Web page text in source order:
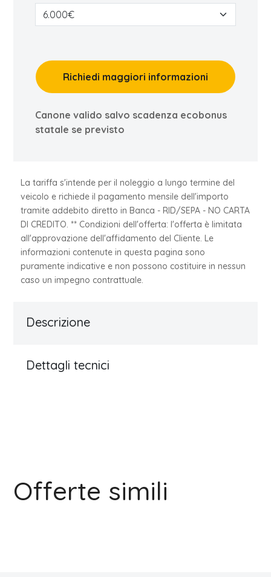
Richiedi maggiori informazioni
Canone valido salvo scadenza ecobonus
statale se previsto
La tariffa s'intende per il noleggio a lungo termine del
veicolo e richiede il pagamento mensile dell'importo
tramite addebito diretto in Banca - RID/SEPA - NO CARTA
DI CREDITO. ** Condizioni dell'offerta: l'offerta è limitata
all'approvazione dell'affidamento del Cliente. Le
informazioni contenute in questa pagina sono
puramente indicative e non possono costituire in nessun
caso un impegno contrattuale.
Descrizione
Dettagli tecnici
Offerte simili